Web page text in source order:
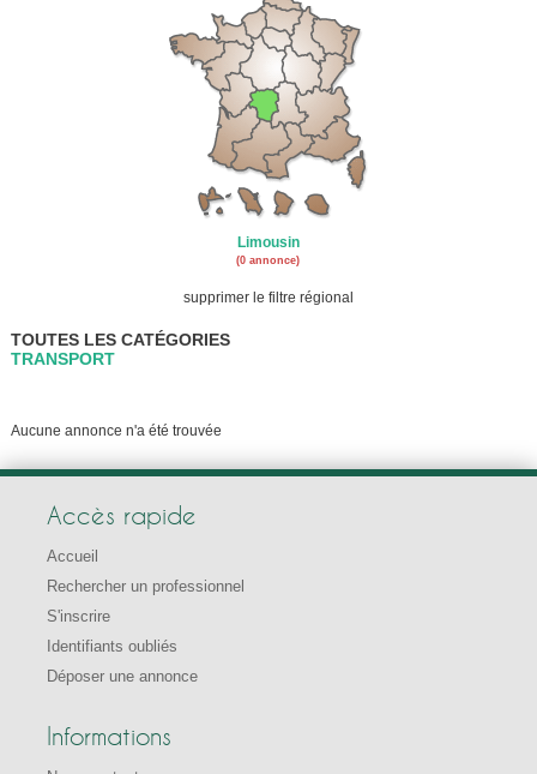
Limousin
(0 annonce)
supprimer le filtre régional
TOUTES LES CATÉGORIES
TRANSPORT
Aucune annonce n'a été trouvée
Accès rapide
Accueil
Rechercher un professionnel
S'inscrire
Identifiants oubliés
Déposer une annonce
Informations